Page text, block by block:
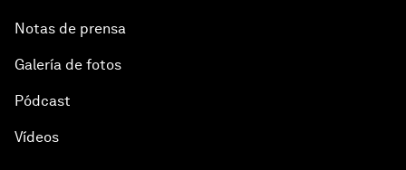
Notas de prensa
Galería de fotos
Pódcast
Vídeos